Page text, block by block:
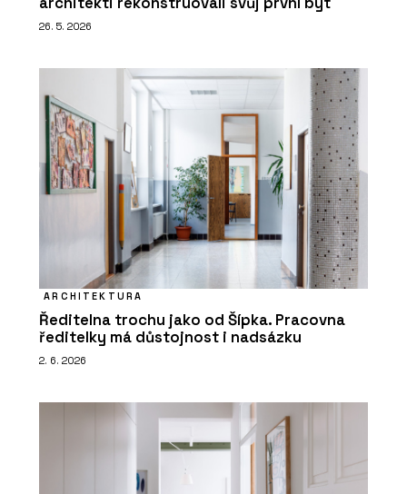
26. 5. 2026
ARCHITEKTURA
Ředitelna trochu jako od Šípka. Pracovna
ředitelky má důstojnost i nadsázku
2. 6. 2026